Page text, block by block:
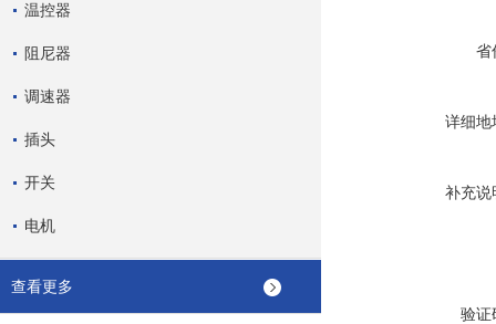
温控器
阻尼器
调速器
插头
开关
电机
查看更多
省
详细地
补充说
验证